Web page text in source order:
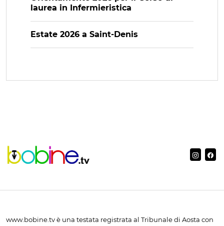
laurea in Infermieristica
Estate 2026 a Saint-Denis
www.bobine.tv è una testata registrata al Tribunale di Aosta con